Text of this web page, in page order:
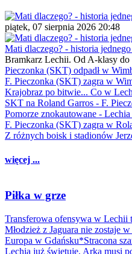
piątek, 07 sierpnia 2026 20:48
Mati dlaczego? - historia jednego
Bramkarz Lechii. Od A-klasy do
Pieczonka (SKT) odpadł w
F. Pieczonka (SKT) zagra w
Krajobraz po bitwie... Co w
SKT na Roland Garros - F.
Pomorze znokautowane -
F. Pieczonka (SKT) zagra w
Z różnych boisk i stadionów
więcej ...
Piłka w grze
Transferowa ofensywa w Lechii
Młodzież z Jaguara nie zostaje
Europa w Gdańsku*Stracona
Lechia już świętuje, Arka musi